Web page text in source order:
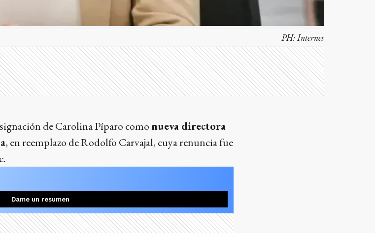
PH: Internet
de Carolina Píparo comonueva directora
, en reemplazo de Rodolfo Carvajal, cuya renuncia fue
Dame un resumen